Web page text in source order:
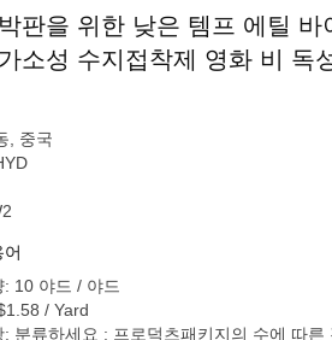
판을 위한 낮은 템프 에틸 바
소성 수지접착제 영화 비 독
, 중국
10 야드 / 야드
/ Yard
분류하세요 : 프로덕츠패키지의 수에 따른